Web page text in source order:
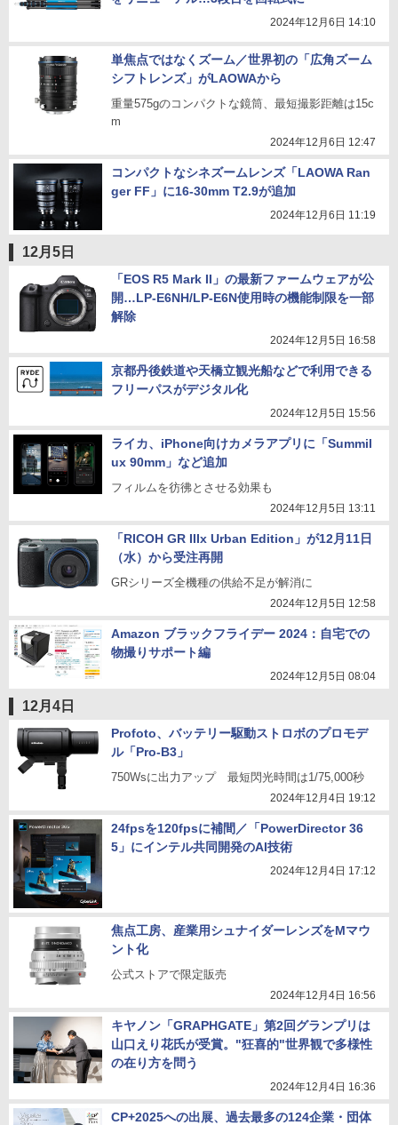
2024年12月6日 14:10
単焦点ではなくズーム／世界初の「広角ズーム
シフトレンズ」がLAOWAから
重量575gのコンパクトな鏡筒、最短撮影距離は15c
m
2024年12月6日 12:47
コンパクトなシネズームレンズ「LAOWA Ran
ger FF」に16-30mm T2.9が追加
2024年12月6日 11:19
12月5日
「EOS R5 Mark II」の最新ファームウェアが公
開…LP-E6NH/LP-E6N使用時の機能制限を一部
解除
2024年12月5日 16:58
京都丹後鉄道や天橋立観光船などで利用できる
フリーパスがデジタル化
2024年12月5日 15:56
ライカ、iPhone向けカメラアプリに「Summil
ux 90mm」など追加
フィルムを彷彿とさせる効果も
2024年12月5日 13:11
「RICOH GR IIIx Urban Edition」が12月11日
（水）から受注再開
GRシリーズ全機種の供給不足が解消に
2024年12月5日 12:58
Amazon ブラックフライデー 2024：自宅での
物撮りサポート編
2024年12月5日 08:04
12月4日
Profoto、バッテリー駆動ストロボのプロモデ
ル「Pro-B3」
750Wsに出力アップ 最短閃光時間は1/75,000秒
2024年12月4日 19:12
24fpsを120fpsに補間／「PowerDirector 36
5」にインテル共同開発のAI技術
2024年12月4日 17:12
焦点工房、産業用シュナイダーレンズをMマウ
ント化
公式ストアで限定販売
2024年12月4日 16:56
キヤノン「GRAPHGATE」第2回グランプリは
山口えり花氏が受賞。"狂喜的"世界観で多様性
の在り方を問う
2024年12月4日 16:36
CP+2025への出展、過去最多の124企業・団体